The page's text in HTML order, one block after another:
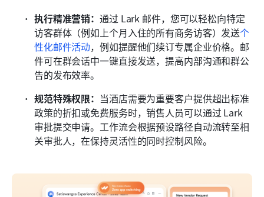
执行精准营销：通过 Lark 邮件，您可以轻松向特定
访客群体（例如上个月入住的所有商务访客）发送个
性化邮件活动，例如提醒他们续订专属企业价格。邮
件可在群会话中一键直接发送，提高内部沟通和群公
告的发布效率。
规范特殊权限： 当酒店需要为重要客户提供超出标准
政策的折扣或免费服务时，销售人员可以通过 Lark
审批提交申请。工作流会根据预设路径自动流转至相
关审批人，在保持灵活性的同时控制风险。